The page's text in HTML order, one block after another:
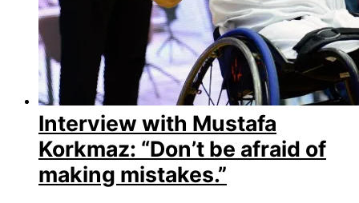
Interview with Mustafa
Korkmaz: “Don’t be afraid of
making mistakes.”